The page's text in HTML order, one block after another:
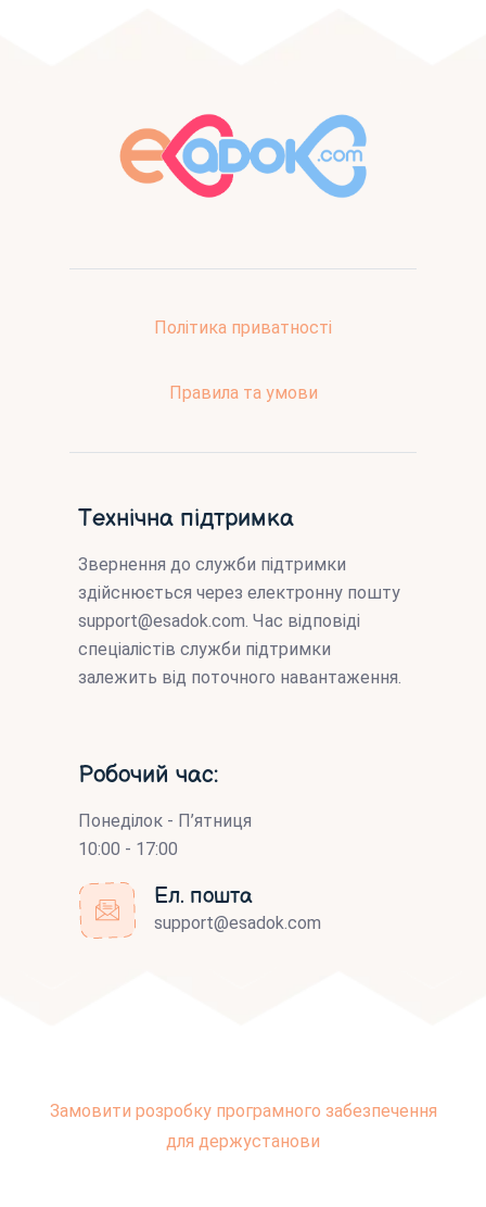
Політика приватності
Правила та умови
Технічна підтримка
Звернення до служби підтримки
здійснюється через електронну пошту
support@esadok.com. Час відповіді
спеціалістів служби підтримки
залежить від поточного навантаження.
Робочий час:
Понеділок - П’ятниця
10:00 - 17:00
Ел. пошта
support@esadok.com
Замовити розробку програмного забезпечення
для держустанови